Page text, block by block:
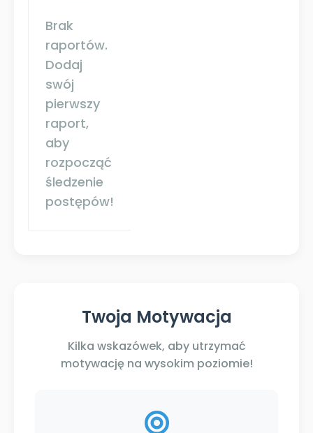
Brak
raportów.
Dodaj
swój
pierwszy
raport,
aby
rozpocząć
śledzenie
postępów!
Twoja Motywacja
Kilka wskazówek, aby utrzymać
motywację na wysokim poziomie!